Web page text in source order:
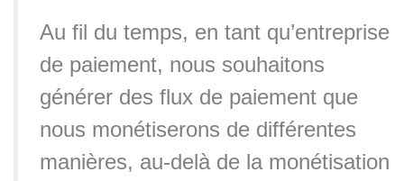
Au fil du temps, en tant qu’entreprise
de paiement, nous souhaitons
générer des flux de paiement que
nous monétiserons de différentes
manières, au-delà de la monétisation